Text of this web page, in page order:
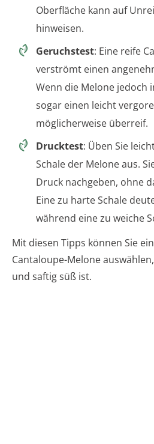
Oberfläche kann auf
hinweisen.
Geruchstest: Eine reife
verströmt einen
Wenn die Melone jedoch
sogar einen leicht
möglicherweise überreif.
Drucktest: Üben Sie
Schale der Melone aus.
Druck nachgeben, ohne
Eine zu harte Schale
während eine zu weiche
Mit diesen Tipps können Sie
Cantaloupe-Melone
und saftig süß ist.